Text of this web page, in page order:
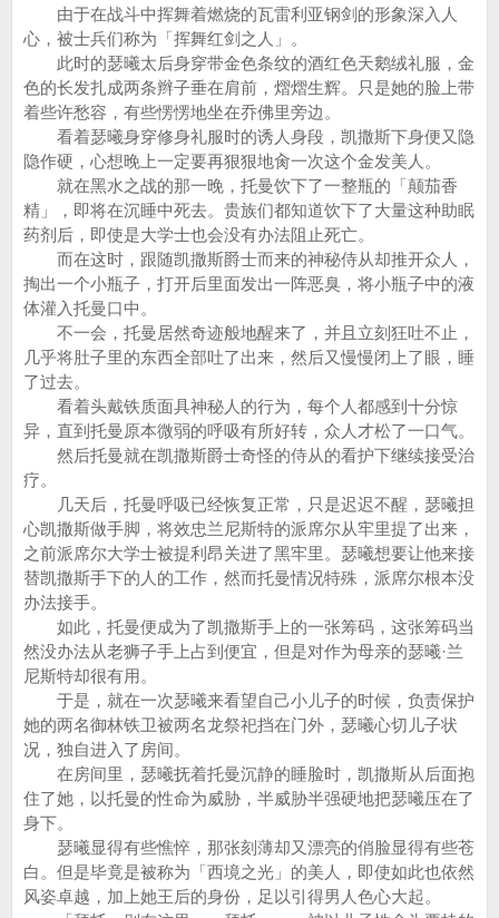
由于在战斗中挥舞着燃烧的瓦雷利亚钢剑的形象深入人
心，被士兵们称为「挥舞红剑之人」。
此时的瑟曦太后身穿带金色条纹的酒红色天鹅绒礼服，金
色的长发扎成两条辫子垂在肩前，熠熠生辉。只是她的脸上带
着些许愁容，有些愣愣地坐在乔佛里旁边。
看着瑟曦身穿修身礼服时的诱人身段，凯撒斯下身便又隐
隐作硬，心想晚上一定要再狠狠地肏一次这个金发美人。
就在黑水之战的那一晚，托曼饮下了一整瓶的「颠茄香
精」，即将在沉睡中死去。贵族们都知道饮下了大量这种助眠
药剂后，即使是大学士也会没有办法阻止死亡。
而在这时，跟随凯撒斯爵士而来的神秘侍从却推开众人，
掏出一个小瓶子，打开后里面发出一阵恶臭，将小瓶子中的液
体灌入托曼口中。
不一会，托曼居然奇迹般地醒来了，并且立刻狂吐不止，
几乎将肚子里的东西全部吐了出来，然后又慢慢闭上了眼，睡
了过去。
看着头戴铁质面具神秘人的行为，每个人都感到十分惊
异，直到托曼原本微弱的呼吸有所好转，众人才松了一口气。
然后托曼就在凯撒斯爵士奇怪的侍从的看护下继续接受治
疗。
几天后，托曼呼吸已经恢复正常，只是迟迟不醒，瑟曦担
心凯撒斯做手脚，将效忠兰尼斯特的派席尔从牢里提了出来，
之前派席尔大学士被提利昂关进了黑牢里。瑟曦想要让他来接
替凯撒斯手下的人的工作，然而托曼情况特殊，派席尔根本没
办法接手。
如此，托曼便成为了凯撒斯手上的一张筹码，这张筹码当
然没办法从老狮子手上占到便宜，但是对作为母亲的瑟曦·兰
尼斯特却很有用。
于是，就在一次瑟曦来看望自己小儿子的时候，负责保护
她的两名御林铁卫被两名龙祭祀挡在门外，瑟曦心切儿子状
况，独自进入了房间。
在房间里，瑟曦抚着托曼沉静的睡脸时，凯撒斯从后面抱
住了她，以托曼的性命为威胁，半威胁半强硬地把瑟曦压在了
身下。
瑟曦显得有些憔悴，那张刻薄却又漂亮的俏脸显得有些苍
白。但是毕竟是被称为「西境之光」的美人，即使如此也依然
风姿卓越，加上她王后的身份，足以引得男人色心大起。